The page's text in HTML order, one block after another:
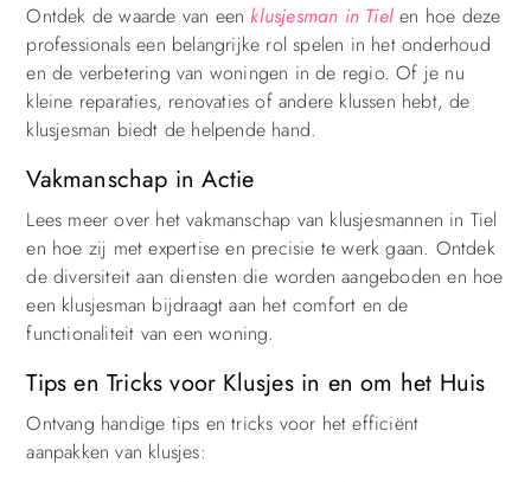
Ontdek de waarde van eenklusjesman in Tiel en hoe deze
professionals een belangrijke rol spelen in het onderhoud
en de verbetering van woningen in de regio. Of je nu
kleine reparaties, renovaties of andere klussen hebt, de
klusjesman biedt de helpende hand.
Vakmanschap in Actie
Lees meer over het vakmanschap van klusjesmannen in Tiel
en hoe zij met expertise en precisie te werk gaan. Ontdek
de diversiteit aan diensten die worden aangeboden en hoe
een klusjesman bijdraagt aan het comfort en de
functionaliteit van een woning.
Tips en Tricks voor Klusjes in en om het Huis
Ontvang handige tips en tricks voor het efficiënt
aanpakken van klusjes: